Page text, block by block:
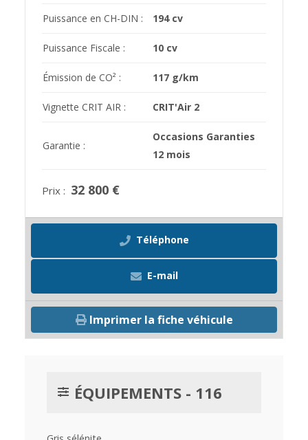
Puissance en CH-DIN : 194 cv
Puissance Fiscale : 10 cv
Émission de CO² : 117 g/km
Vignette CRIT AIR : CRIT'Air 2
Garantie :
Occasions Garanties
12 mois
Prix : 32 800 €
Téléphone
E-mail
Imprimer la fiche véhicule
ÉQUIPEMENTS - 116